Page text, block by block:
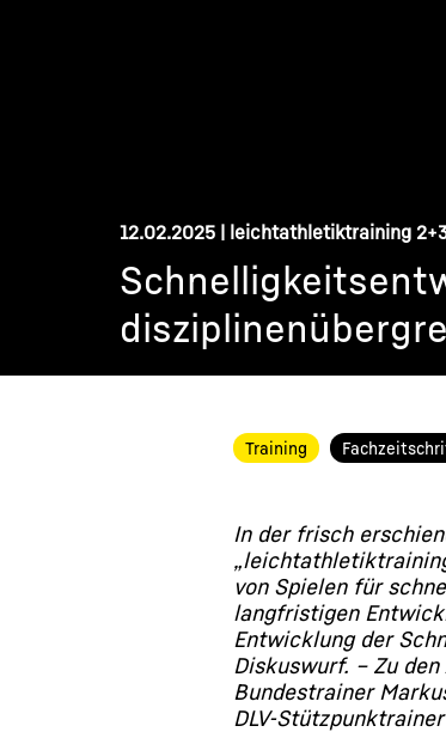
12.02.2025 | leichtathletiktraining
Training
In der frisch
von Spielen für
langfristigen
Entwicklung der
Diskuswurf. – Zu
Bundestrainer
DLV-